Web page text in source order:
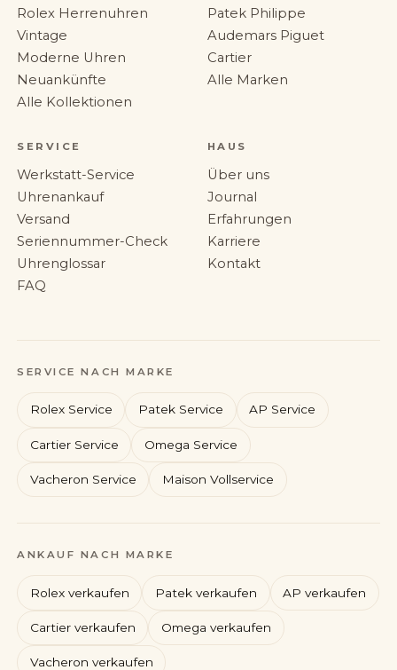
Audemars Piguet
Rolex Herrenuhren
Vintage
Moderne Uhren
Neuankünfte
Alle Kollektionen
Patek Philippe
Audemars Piguet
Cartier
Alle Marken
SERVICE
Werkstatt-Service
Uhrenankauf
Versand
Seriennummer-Check
Uhrenglossar
FAQ
HAUS
Über uns
Journal
Erfahrungen
Karriere
Kontakt
SERVICE NACH MARKE
Rolex Service Patek Service AP Service
Cartier Service Omega Service
Vacheron Service Maison Vollservice
ANKAUF NACH MARKE
Rolex verkaufen Patek verkaufen AP verkaufen
Cartier verkaufen Omega verkaufen
Vacheron verkaufen